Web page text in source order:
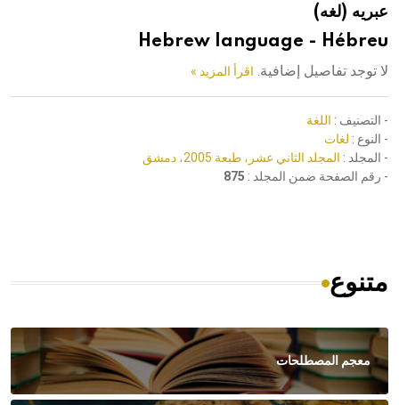
هيئة الموسوعة العربية تطلق موسوعات جديدة في عام 2026عبريه (لغه)
Hebrew language - Hébreu
لا توجد تفاصيل إضافية. اقرأ المزيد »
- التصنيف : اللغة
- النوع : لغات
- المجلد : المجلد الثاني عشر، طبعة 2005، دمشق
- رقم الصفحة ضمن المجلد : 875
متنوع
معجم المصطلحات